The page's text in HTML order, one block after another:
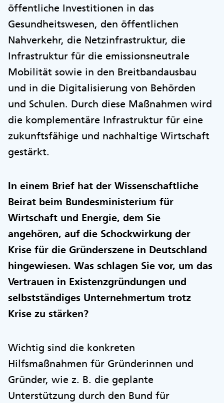
öffentliche Investitionen in das
Gesundheitswesen, den öffentlichen
Nahverkehr, die Netzinfrastruktur, die
Infrastruktur für die emissionsneutrale
Mobilität sowie in den Breitbandausbau
und in die Digitalisierung von Behörden
und Schulen. Durch diese Maßnahmen wird
die komplementäre Infrastruktur für eine
zukunftsfähige und nachhaltige Wirtschaft
gestärkt.
In einem Brief hat der Wissenschaftliche
Beirat beim Bundesministerium für
Wirtschaft und Energie, dem Sie
angehören, auf die Schockwirkung der
Krise für die Gründerszene in Deutschland
hingewiesen. Was schlagen Sie vor, um das
Vertrauen in Existenzgründungen und
selbstständiges Unternehmertum trotz
Krise zu stärken?
Wichtig sind die konkreten
Hilfsmaßnahmen für Gründerinnen und
Gründer, wie z. B. die geplante
Unterstützung durch den Bund für